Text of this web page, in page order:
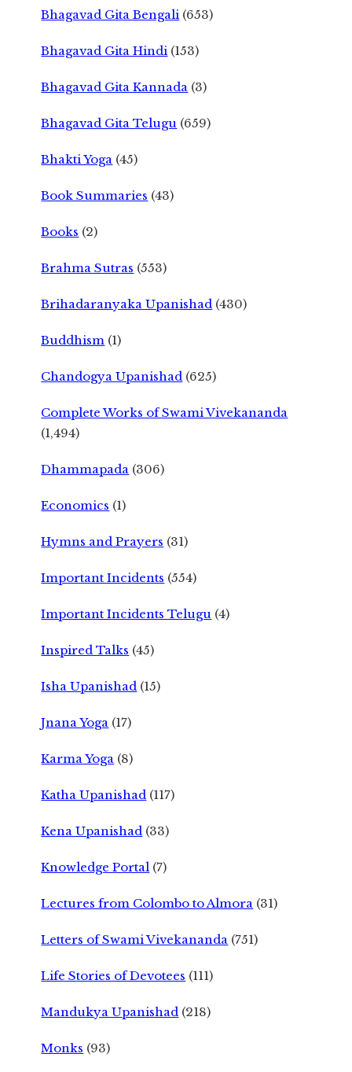
Bhagavad Gita Bengali (653)
Bhagavad Gita Hindi (153)
Bhagavad Gita Kannada (3)
Bhagavad Gita Telugu (659)
Bhakti Yoga (45)
Book Summaries (43)
Books (2)
Brahma Sutras (553)
Brihadaranyaka Upanishad (430)
Buddhism (1)
Chandogya Upanishad (625)
Complete Works of Swami Vivekananda
(1,494)
Dhammapada (306)
Economics (1)
Hymns and Prayers (31)
Important Incidents (554)
Important Incidents Telugu (4)
Inspired Talks (45)
Isha Upanishad (15)
Jnana Yoga (17)
Karma Yoga (8)
Katha Upanishad (117)
Kena Upanishad (33)
Knowledge Portal (7)
Lectures from Colombo to Almora (31)
Letters of Swami Vivekananda (751)
Life Stories of Devotees (111)
Mandukya Upanishad (218)
Monks (93)